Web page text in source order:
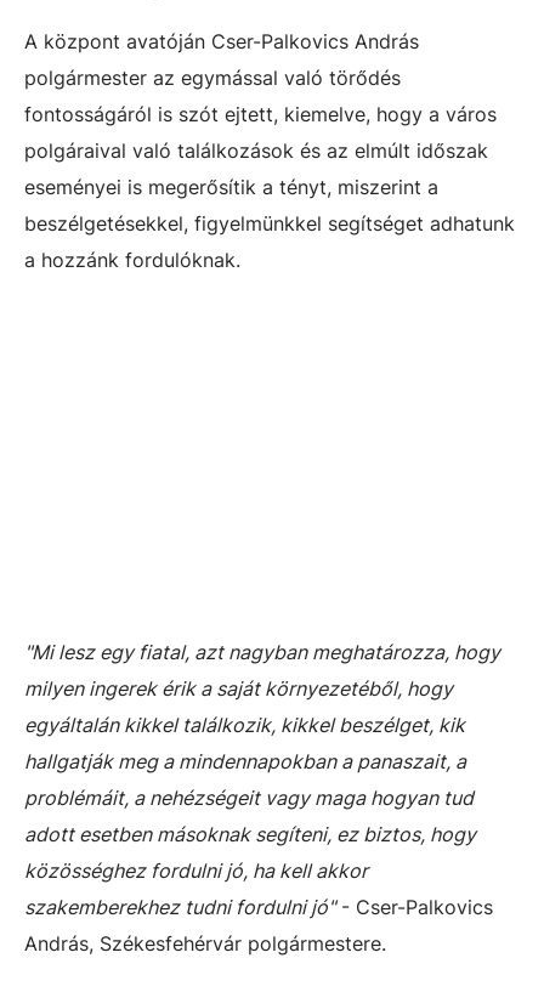
A központ avatóján Cser-Palkovics András
polgármester az egymással való törődés
fontosságáról is szót ejtett, kiemelve, hogy a város
polgáraival való találkozások és az elmúlt időszak
eseményei is megerősítik a tényt, miszerint a
beszélgetésekkel, figyelmünkkel segítséget adhatunk
a hozzánk fordulóknak.
"Mi lesz egy fiatal, azt nagyban meghatározza, hogy
milyen ingerek érik a saját környezetéből, hogy
egyáltalán kikkel találkozik, kikkel beszélget, kik
hallgatják meg a mindennapokban a panaszait, a
problémáit, a nehézségeit vagy maga hogyan tud
adott esetben másoknak segíteni, ez biztos, hogy
közösséghez fordulni jó, ha kell akkor
szakemberekhez tudni fordulni jó"- Cser-Palkovics
András, Székesfehérvár polgármestere.